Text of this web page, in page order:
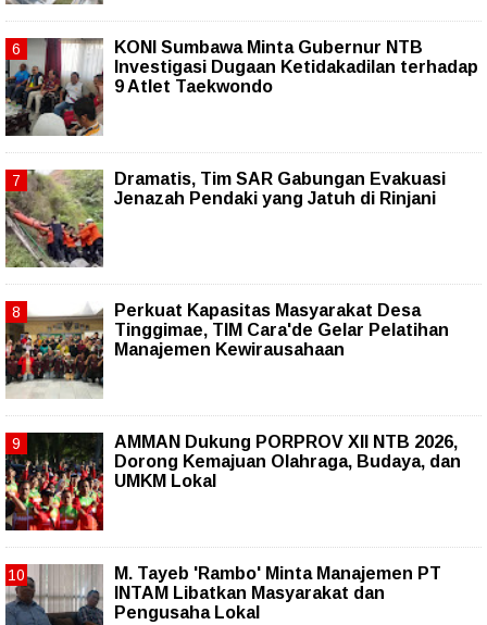
KONI Sumbawa Minta Gubernur NTB
Investigasi Dugaan Ketidakadilan terhadap
9 Atlet Taekwondo
Dramatis, Tim SAR Gabungan Evakuasi
Jenazah Pendaki yang Jatuh di Rinjani
Perkuat Kapasitas Masyarakat Desa
Tinggimae, TIM Cara'de Gelar Pelatihan
Manajemen Kewirausahaan
AMMAN Dukung PORPROV XII NTB 2026,
Dorong Kemajuan Olahraga, Budaya, dan
UMKM Lokal
M. Tayeb 'Rambo' Minta Manajemen PT
INTAM Libatkan Masyarakat dan
Pengusaha Lokal